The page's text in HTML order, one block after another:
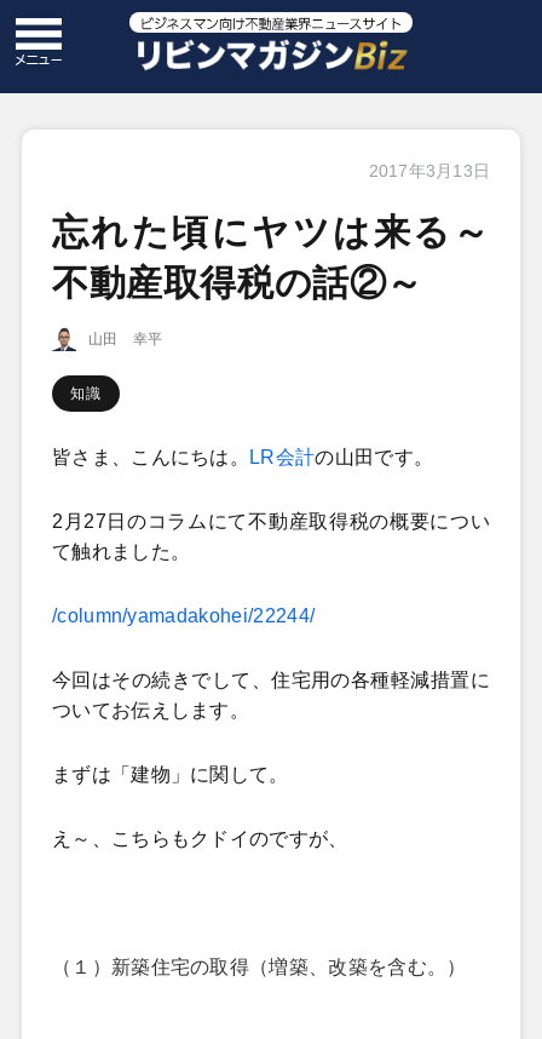
2017年3月13日
忘れた頃にヤツは来る～
不動産取得税の話②～
山田 幸平
知識
皆さま、こんにちは。 LR会計の山田です。
2月27日のコラムにて不動産取得税の概要につい
て触れました。
/column/yamadakohei/22244/
今回はその続きでして、住宅用の各種軽減措置に
ついてお伝えします。
まずは「建物」に関して。
え～、こちらもクドイのですが、
（１）新築住宅の取得（増築、改築を含む。）